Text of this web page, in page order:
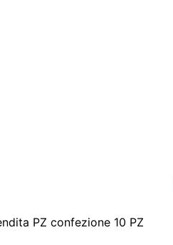
PZ confezione 10 PZ